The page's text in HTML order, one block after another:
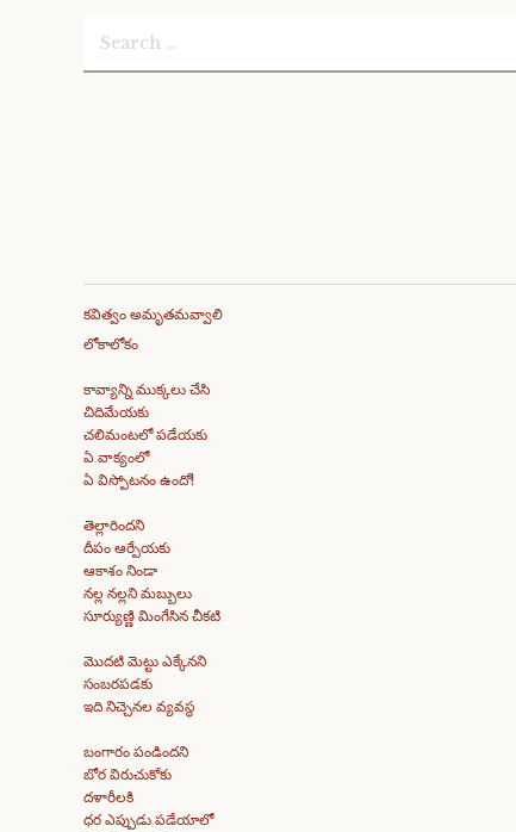
Search
for:
కవిత్వం అమృతమవ్వాలి
లోకాలోకం
కావ్యాన్ని ముక్కలు చేసి
చిదిమేయకు
చలిమంటలో పడేయకు
ఏ వాక్యంలో
ఏ విస్పోటనం ఉందో!
తెల్లారిందని
దీపం ఆర్పేయకు
ఆకాశం నిండా
నల్ల నల్లని మబ్బులు
సూర్యుణ్ణి మింగేసిన చీకటి
మొదటి మెట్టు ఎక్కేనని
సంబరపడకు
ఇది నిచ్చెనల వ్యవస్థ
బంగారం పండిందని
బోర విరుచుకోకు
దళారీలకి
ధర ఎప్పుడు పడేయాలో